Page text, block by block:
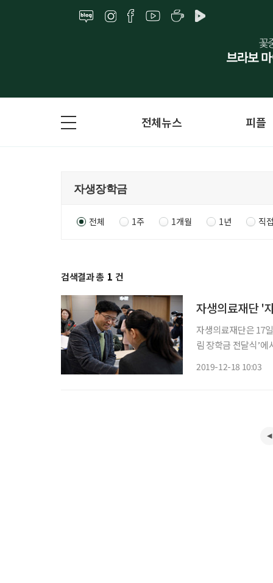
전체뉴스 피플
전체 1주 1개월 1년 직
검색결과 총 1 건
자생의료재단 '
자생의료재단은 17
림 장학금 전달식’
2019-12-18 10:03